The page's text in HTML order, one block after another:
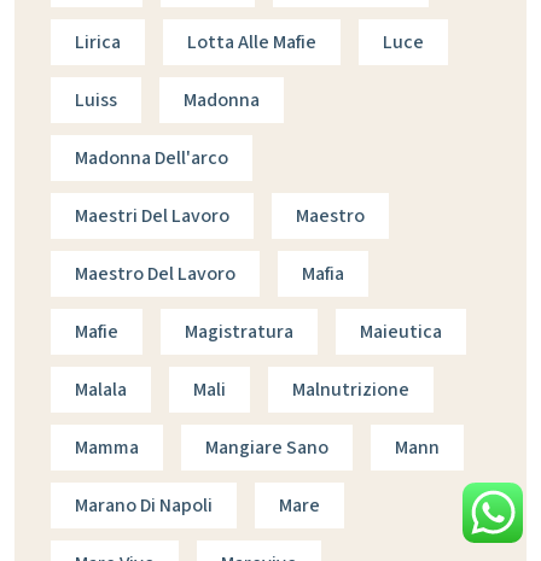
Lirica Lotta Alle Mafie Luce
Luiss Madonna
Madonna Dell'arco
Maestri Del Lavoro Maestro
Maestro Del Lavoro Mafia
Mafie Magistratura Maieutica
Malala Mali Malnutrizione
Mamma Mangiare Sano Mann
Marano Di Napoli Mare